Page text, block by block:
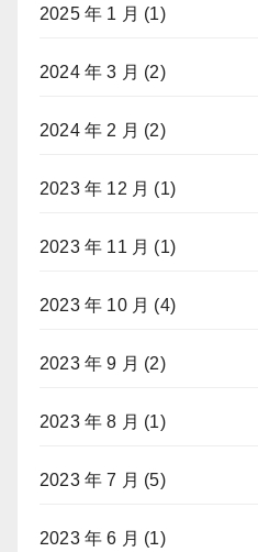
2025 年 1 月 (1)
2024 年 3 月 (2)
2024 年 2 月 (2)
2023 年 12 月 (1)
2023 年 11 月 (1)
2023 年 10 月 (4)
2023 年 9 月 (2)
2023 年 8 月 (1)
2023 年 7 月 (5)
2023 年 6 月 (1)